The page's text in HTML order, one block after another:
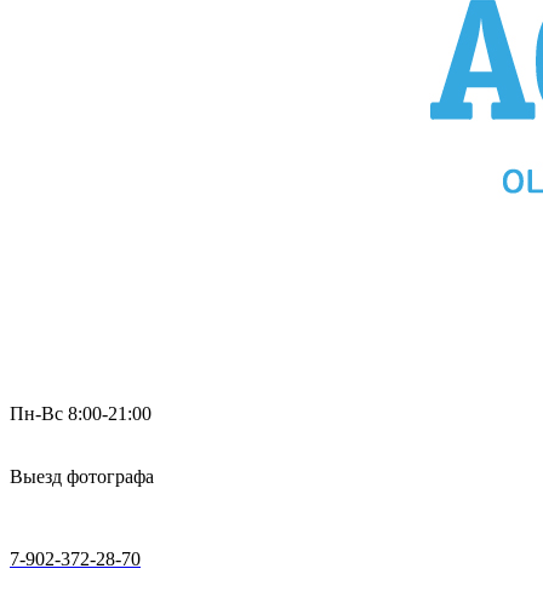
Пн-Вс 8:00-21:00
Выезд фотографа
7-902-372-28-70